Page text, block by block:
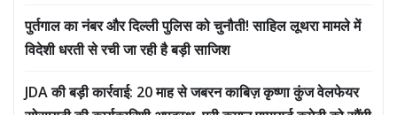
पुर्तगाल का नंबर और दिल्ली पुलिस को चुनौती! साहिल लूथरा मामले में
विदेशी धरती से रची जा रही है बड़ी साजिश
JDA की बड़ी कार्रवाई: 20 माह से जबरन काबिज़ कृष्णा कुंज वेलफेयर